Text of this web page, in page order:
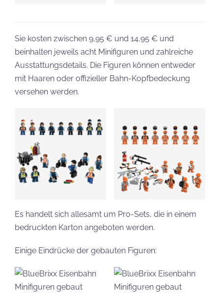
Sie kosten zwischen 9,95 € und 14,95 € und
beinhalten jeweils acht Minifiguren und zahlreiche
Ausstattungsdetails. Die Figuren können entweder
mit Haaren oder offizieller Bahn-Kopfbedeckung
versehen werden.
Es handelt sich allesamt um Pro-Sets, die in einem
bedruckten Karton angeboten werden.
Einige Eindrücke der gebauten Figuren: